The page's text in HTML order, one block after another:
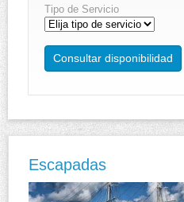
Tipo de Servicio
Escapadas